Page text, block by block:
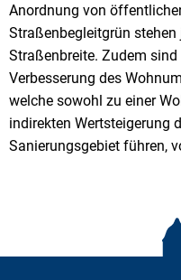
Anordnung von
Straßenbegleitgrün
Straßenbreite. Zudem
Verbesserung des
welche sowohl zu einer
indirekten Wertsteigerung
Sanierungsgebiet führen,